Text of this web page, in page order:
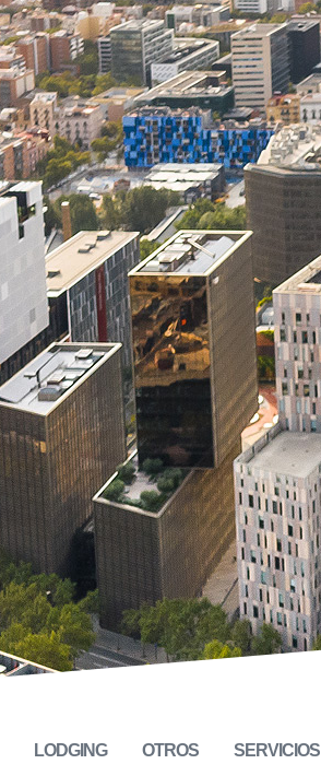
LODGING OTROS SERVICIOS